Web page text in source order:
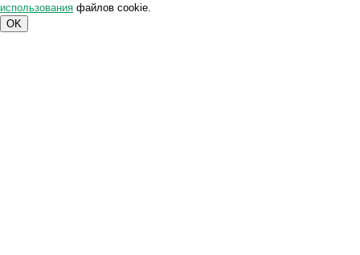
использования файлов cookie.
OK